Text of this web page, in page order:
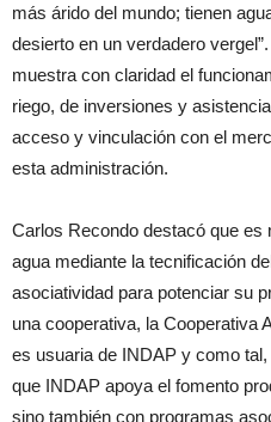
más árido del mundo; tienen
desierto en un verdadero
muestra con claridad el
riego, de inversiones y
acceso y vinculación con el
esta administración.
Carlos Recondo destacó que es
agua mediante la tecnificación
asociatividad para potenciar su
una cooperativa, la Cooperativa
es usuaria de INDAP y como
que INDAP apoya el fomento
sino también con programas